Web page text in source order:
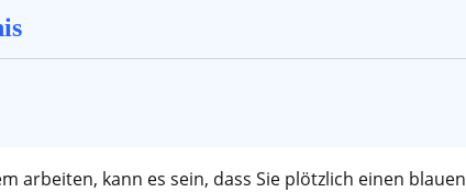
arbeiten, kann es sein, dass Sie plötzlich einen